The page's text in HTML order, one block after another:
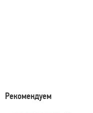
Рекомендуем